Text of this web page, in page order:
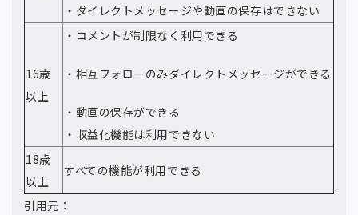
・ダイレクトメッセージや動画の保存はできない
16歳
以上
・コメントが制限なく利用できる
・相互フォローのみダイレクトメッセージができる
・動画の保存ができる
・収益化機能は利用できない
18歳
以上
すべての機能が利用できる
引用元：